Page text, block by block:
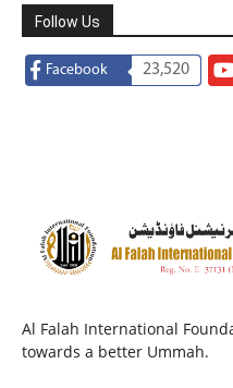
Follow Us
Facebook 23,520
Al Falah International
towards a better Ummah.